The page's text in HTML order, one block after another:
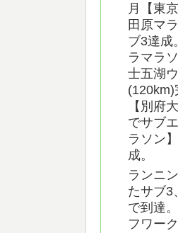
月【東
田原マ
ブ3達成
ラマラ
士五湖
(120km)
【別府
でサブ
ラソン
成。
ランニ
たサブ3
で到達
フワー